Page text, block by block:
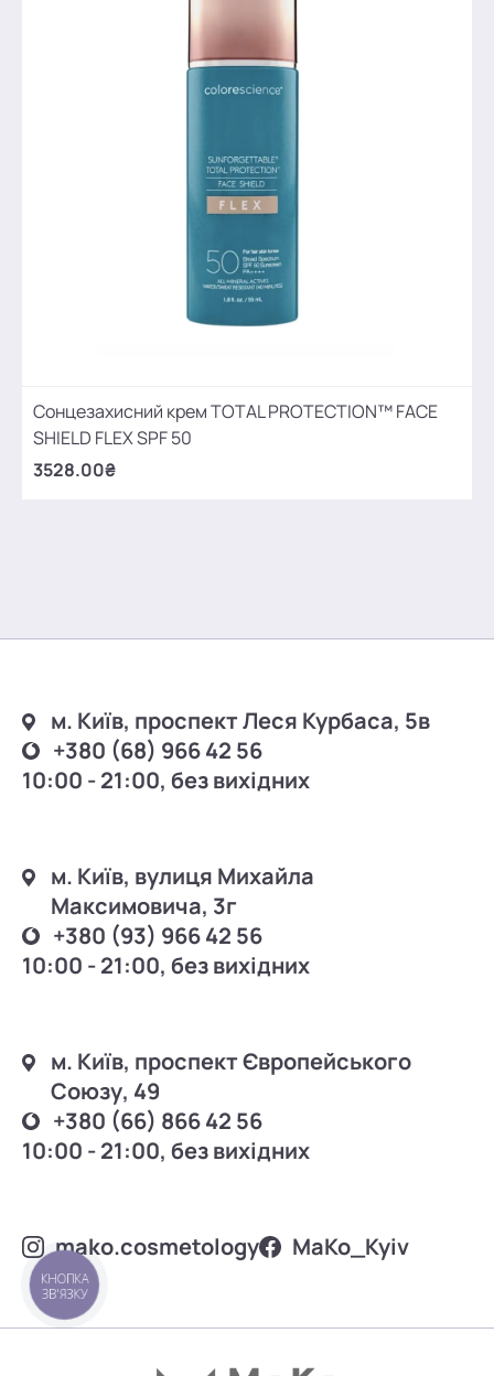
Сонцезахисний крем TOTAL PROTECTION™ FACE
SHIELD FLEX SPF 50
3528.00₴
м. Київ, проспект Леся Курбаса, 5в
+380 (68) 966 42 56
10:00 - 21:00, без вихідних
м. Київ, вулиця Михайла
Максимовича, 3г
+380 (93) 966 42 56
10:00 - 21:00, без вихідних
м. Київ, проспект Європейського
Союзу, 49
+380 (66) 866 42 56
10:00 - 21:00, без вихідних
mako.cosmetology MаKo_Kyiv
КНОПКА
ЗВ'ЯЗКУ